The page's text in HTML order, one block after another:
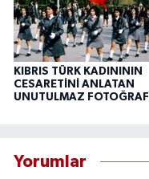
KIBRIS TÜRK KADINININ
CESARETİNİ ANLATAN
UNUTULMAZ FOTOĞRAF
Yorumlar